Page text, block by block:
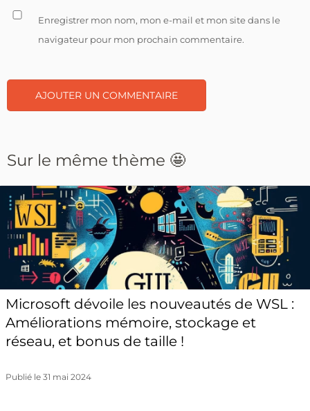
Enregistrer mon nom, mon e-mail et mon site dans le
navigateur pour mon prochain commentaire.
Sur le même thème 🤩
Microsoft dévoile les nouveautés de WSL :
Améliorations mémoire, stockage et
réseau, et bonus de taille !
Publié le 31 mai 2024